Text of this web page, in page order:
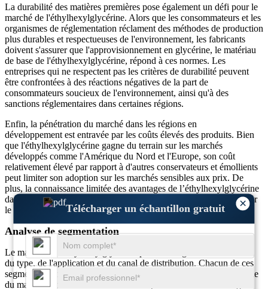
×
Télécharger un échantillon gratuit
La durabilité des matières premières pose également un défi pour le
marché de l'éthylhexylglycérine. Alors que les consommateurs et les
organismes de réglementation réclament des méthodes de production
plus durables et respectueuses de l'environnement, les fabricants
doivent s'assurer que l'approvisionnement en glycérine, le matériau
de base de l'éthylhexylglycérine, répond à ces normes. Les
entreprises qui ne respectent pas les critères de durabilité peuvent
être confrontées à des réactions négatives de la part de
consommateurs soucieux de l'environnement, ainsi qu'à des
sanctions réglementaires dans certaines régions.
Enfin, la pénétration du marché dans les régions en
développement est entravée par les coûts élevés des produits. Bien
que l'éthylhexylglycérine gagne du terrain sur les marchés
développés comme l'Amérique du Nord et l'Europe, son coût
relativement élevé par rapport à d'autres conservateurs et émollients
peut limiter son adoption sur les marchés sensibles aux prix. De
plus, la connaissance limitée des avantages de l’éthylhexylglycérine
dans les pays en développement constitue un obstacle à l’entrée sur
le marché.
Analyse de segmentation
Le marché de l'éthylhexylglycérine peut être segmenté en fonction
du type, de l'application et du canal de distribution. Chacun de ces
segments contribue de manière significative à la dynamique globale
du marché, aidant les fabricants et les spécialistes du marketing à